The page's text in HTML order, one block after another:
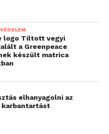
logo Tiltott vegyi
a Greenpeace
készült matrica
elhanyagolni az